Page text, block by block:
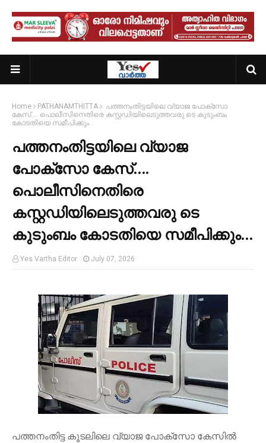
Home PATHANAMTHITTA
പത്തനംതിട്ടയിലെ വ്യാജ പോക്സോ
കേസ്…. പൊലീസിനെതിരെ കസ്റ്റഡിയിലെടുത്തവരു ടെ കുടുംബം
കോടതിയെ സമീപിക്കും…
പത്തനംതിട്ടയിലെ വ്യാജ
പോക്സോ കേസ്….
പൊലീസിനെതിരെ
കസ്റ്റഡിയിലെടുത്തവരു ടെ
കുടുംബം കോടതിയെ സമീപിക്കും…
Yes Vartha Editor July 07, 2026
പത്തനംതിട്ട കൂടലിലെ വ്യാജ പോക്സോ കേസിൽ